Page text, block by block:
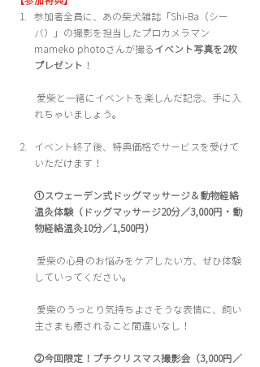
参加者全員に、あの柴犬雑誌「Shi-Ba（シー
バ）」の撮影を担当したプロカメラマン
mameko photoさんが撮るイベント写真を2枚
プレゼント ！
れちゃいましょう。
イベント終了後、特典価格でサービスを受けて
いただけます！
①スウェーデン式ドッグマッサージ＆動物経絡
温灸体験（ドッグマッサージ20分／3,000円・動
物経絡温灸10分／1,500円）
していってください。
主さまも癒されること間違いなし！
②今回限定！プチクリスマス撮影会（3,000円／